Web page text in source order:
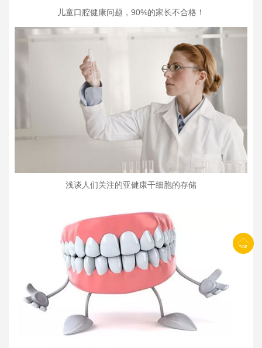
儿童口腔健康问题，90%的家长不合格！
浅谈人们关注的亚健康干细胞的存储